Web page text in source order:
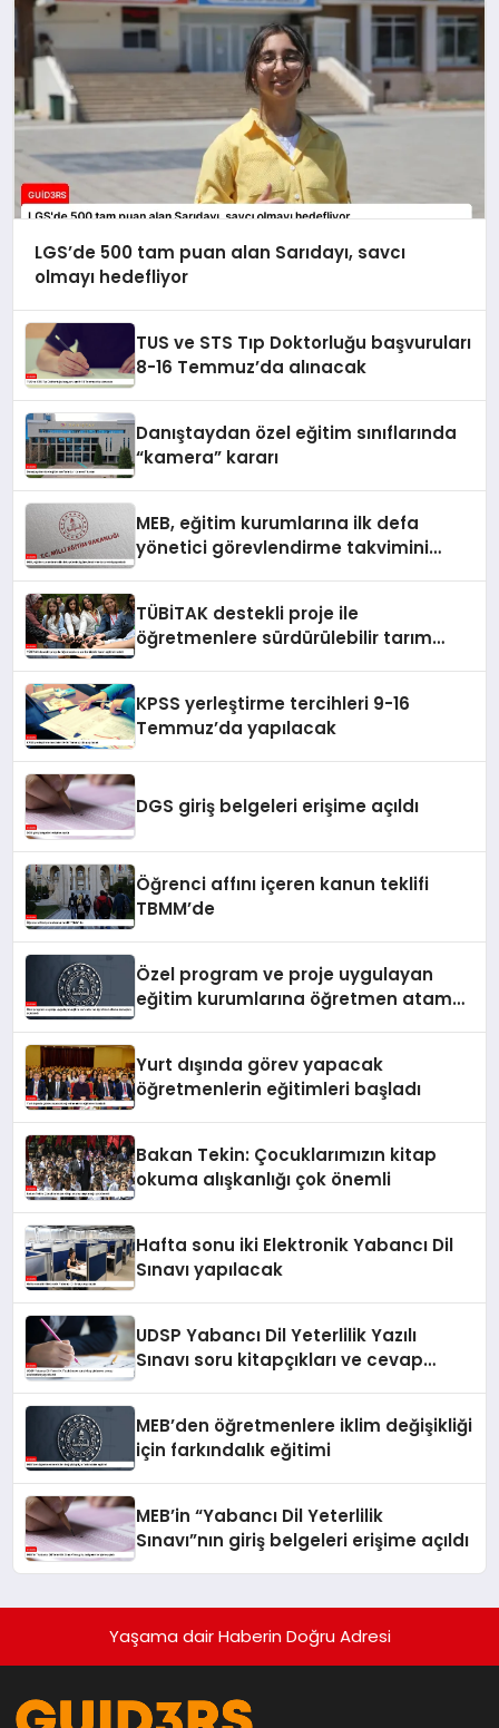
LGS’de 500 tam puan alan Sarıdayı, savcı
olmayı hedefliyor
TUS ve STS Tıp Doktorluğu başvuruları
8-16 Temmuz’da alınacak
Danıştaydan özel eğitim sınıflarında
“kamera” kararı
MEB, eğitim kurumlarına ilk defa
yönetici görevlendirme takvimini
TÜBİTAK destekli proje ile
öğretmenlere sürdürülebilir tarım
KPSS yerleştirme tercihleri 9-16
Temmuz’da yapılacak
DGS giriş belgeleri erişime açıldı
Öğrenci affını içeren kanun teklifi
TBMM’de
Özel program ve proje uygulayan
eğitim kurumlarına öğretmen atama
Yurt dışında görev yapacak
öğretmenlerin eğitimleri başladı
Bakan Tekin: Çocuklarımızın kitap
okuma alışkanlığı çok önemli
Hafta sonu iki Elektronik Yabancı Dil
Sınavı yapılacak
UDSP Yabancı Dil Yeterlilik Yazılı
Sınavı soru kitapçıkları ve cevap
MEB’den öğretmenlere iklim değişikliği
için farkındalık eğitimi
MEB’in “Yabancı Dil Yeterlilik
Sınavı”nın giriş belgeleri erişime açıldı
Yaşama dair Haberin Doğru Adresi